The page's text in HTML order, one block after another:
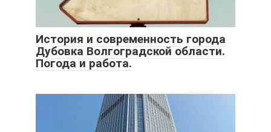
История и современность города
Дубовка Волгоградской области.
Погода и работа.